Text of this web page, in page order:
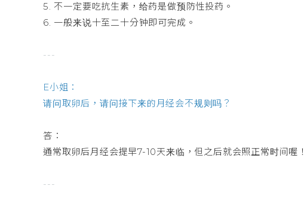
5. 不一定要吃抗生素，给药是做预防性投药。
6. 一般来说十至二十分钟即可完成。
---
E小姐：
请问取卵后，请问接下来的月经会不规则吗？
答：
通常取卵后月经会提早7-10天来临，但之后就会照正常时间喔！
---